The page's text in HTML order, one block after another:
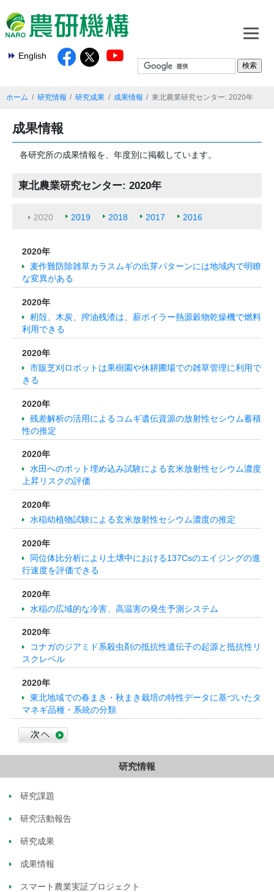
English
ホーム 研究情報 研究成果 成果情報 東北農業研究センター: 2020年
成果情報
各研究所の成果情報を、年度別に掲載しています。
東北農業研究センター: 2020年
2020 2019 2018 2017 2016
2020年
麦作難防除雑草カラスムギの出芽パターンには地域内で明瞭
な変異がある
2020年
籾殻、木炭、搾油残渣は、薪ボイラー熱源穀物乾燥機で燃料
利用できる
2020年
市販芝刈ロボットは果樹園や休耕圃場での雑草管理に利用で
きる
2020年
残差解析の活用によるコムギ遺伝資源の放射性セシウム蓄積
性の推定
2020年
水田へのポット埋め込み試験による玄米放射性セシウム濃度
上昇リスクの評価
2020年
水稲幼植物試験による玄米放射性セシウム濃度の推定
2020年
同位体比分析により土壌中における137Csのエイジングの進
行速度を評価できる
2020年
水稲の広域的な冷害、高温害の発生予測システム
2020年
コナガのジアミド系殺虫剤の抵抗性遺伝子の起源と抵抗性リ
スクレベル
2020年
東北地域での春まき・秋まき栽培の特性データに基づいたタ
マネギ品種・系統の分類
研究情報
研究課題
研究活動報告
研究成果
成果情報
スマート農業実証プロジェクト